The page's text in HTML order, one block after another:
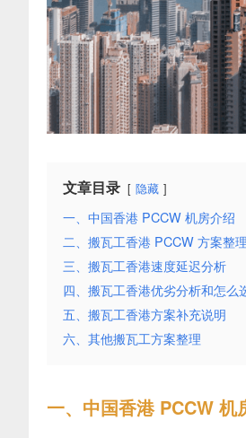
文章目录 隐藏
一、中国香港 PCCW 机房介绍
二、搬瓦工香港 PCCW 方案整理
三、搬瓦工香港速度延迟分析
四、搬瓦工香港优劣分析和怎么
五、搬瓦工香港方案补充说明
六、其他搬瓦工方案整理
一、中国香港 PCCW 机